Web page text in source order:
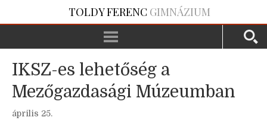
TOLDY FERENC GIMNÁZIUM
IKSZ-es lehetőség a
Mezőgazdasági Múzeumban
április 25.